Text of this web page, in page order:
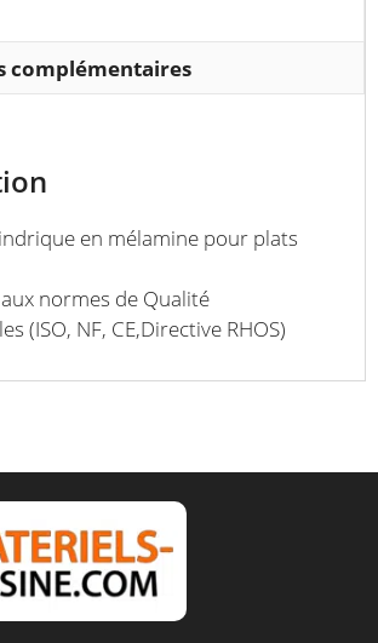
170
x
70
complémentaires
en mélamine pour plats
normes de Qualité
(ISO, NF, CE,Directive RHOS)